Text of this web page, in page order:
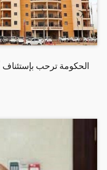
الحكومة ترحب بإستئناف